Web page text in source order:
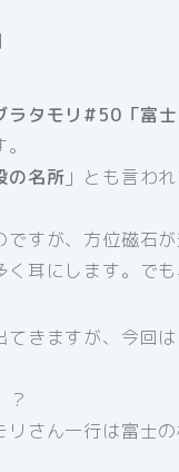
ラタモリ#50「富士
の名所 」とも言わ
すが、方位磁石
耳にします。で
きますが、今回
？
さん一行は富士